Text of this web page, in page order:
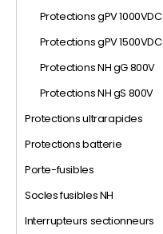
Protections gPV 1000VDC
Protections gPV 1500VDC
Protections NH gG 800V
Protections NH gS 800V
Protections ultrarapides
Protections batterie
Porte-fusibles
Socles fusibles NH
Interrupteurs sectionneurs